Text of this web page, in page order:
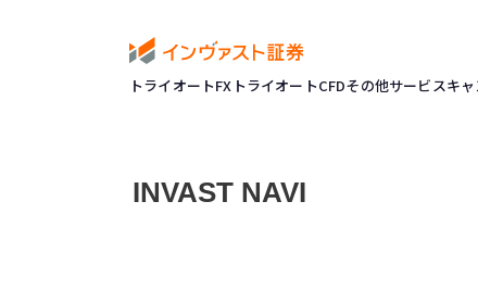
トライオートFX トライオートCFDその他サービスキ
INVAST NAVI